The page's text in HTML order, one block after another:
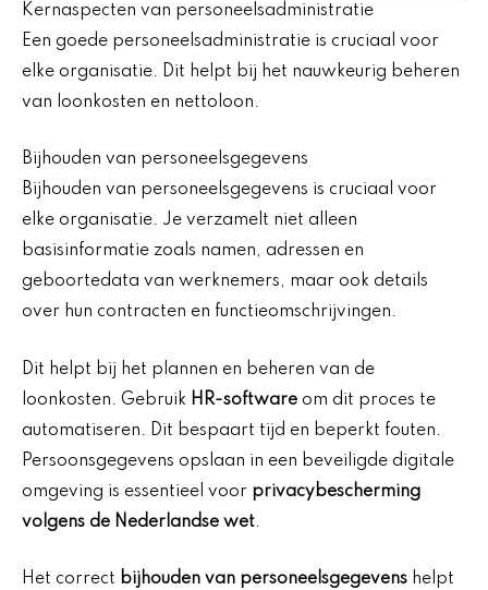
Kernaspecten van personeelsadministratie
Een goede personeelsadministratie is cruciaal voor
elke organisatie. Dit helpt bij het nauwkeurig beheren
van loonkosten en nettoloon.
Bijhouden van personeelsgegevens
Bijhouden van personeelsgegevens is cruciaal voor
elke organisatie. Je verzamelt niet alleen
basisinformatie zoals namen, adressen en
geboortedata van werknemers, maar ook details
over hun contracten en functieomschrijvingen.
Dit helpt bij het plannen en beheren van de
loonkosten. Gebruik HR-software om dit proces te
automatiseren. Dit bespaart tijd en beperkt fouten.
Persoonsgegevens opslaan in een beveiligde digitale
omgeving is essentieel voor privacybescherming
volgens de Nederlandse wet.
Het correct bijhouden van personeelsgegevens helpt